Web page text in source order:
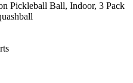
Pickleball Ball, Indoor, 3 Pack